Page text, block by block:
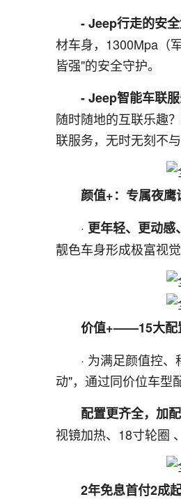
- Jeep行走的安全
材车身，1300Mpa（
皆强"的安全守护。
- Jeep智能车联服
随时随地的互联乐趣
联服务，无时无刻不与
颜值+：专属夜
· 更年轻、更动感
靓色车身形成极富视
价值+——15大配
· 为满足颜值控
动"，通过同价位车型
配置更齐全，加配
视镜加热、18寸轮圈
2年免息首付2成